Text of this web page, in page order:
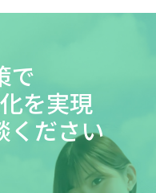
で
を実現
ください